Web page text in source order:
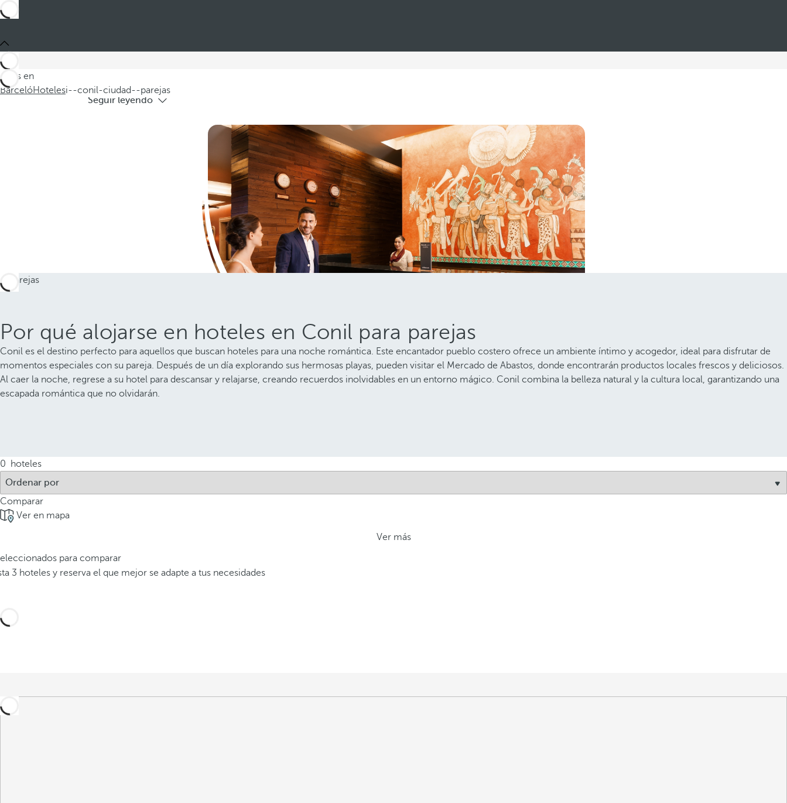
Estás en
BarcelóHotelesi--conil-ciudad--parejas
Hoteles en Conil para parejas
Seguir leyendo
Por qué alojarse en hoteles en Conil para parejas
Conil es el destino perfecto para aquellos que buscan hoteles para una noche romántica. Este encantador pueblo costero ofrece un ambiente íntimo y acogedor, ideal para disfrutar de
momentos especiales con su pareja. Después de un día explorando sus hermosas playas, pueden visitar el Mercado de Abastos, donde encontrarán productos locales frescos y deliciosos.
Al caer la noche, regrese a su hotel para descansar y relajarse, creando recuerdos inolvidables en un entorno mágico. Conil combina la belleza natural y la cultura local, garantizando una
escapada romántica que no olvidarán.
0 hoteles
Comparar
Ver en mapa
Ver más
para comparar
3 hoteles y reserva el que mejor se adapte a tus necesidades